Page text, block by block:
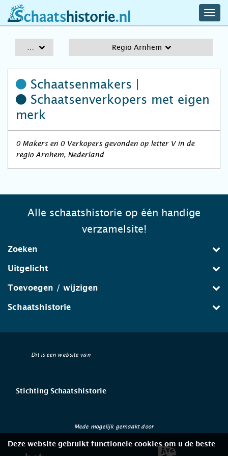
schaatshistorie.nl
Regio Arnhem
Schaatsenmakers |
Schaatsenverkopers met eigen
merk
0 Makers en 0 Verkopers gevonden op letter V in de
regio Arnhem, Nederland
Alle schaatshistorie op één handige
verzamelsite!
Zoeken
Uitgelicht
Toevoegen / wijzigen
Schaatshistorie
Dit is een website van
Stichting Schaatshistorie
Mede mogelijk gemaakt door
Deze website gebruikt functionele cookies om u de beste